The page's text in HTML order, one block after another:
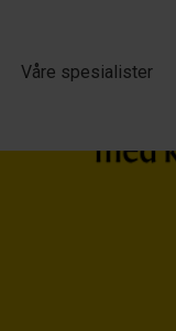
Våre spesialister